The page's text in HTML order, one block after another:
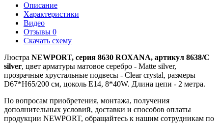
Описание
Характеристики
Видео
Отзывы 0
Скачать схему
Люстра NEWPORT, серия 8630 ROXANA, артикул 8638/C
silver, цвет арматуры матовое серебро - Matte silver,
прозрачные хрустальные подвесы - Clear crystal, размеры
D67*H65/200 см, цоколь Е14, 8*40W. Длина цепи - 2 метра.
По вопросам приобретения, монтажа, получения
дополнительных условий, доставки и способов оплаты
продукции NEWPORT, обращайтесь к нашим сотрудникам по